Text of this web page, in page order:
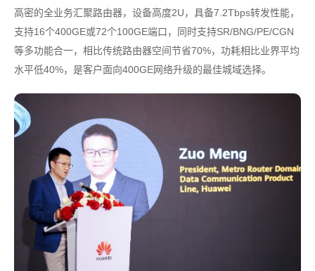
高密的全业务汇聚路由器，设备高度2U，具备7.2Tbps转发性能，
支持16个400GE或72个100GE端口，同时支持SR/BNG/PE/CGN
等多功能合一，相比传统路由器空间节省70%，功耗相比业界平均
水平低40%，是客户面向400GE网络升级的最佳城域选择。